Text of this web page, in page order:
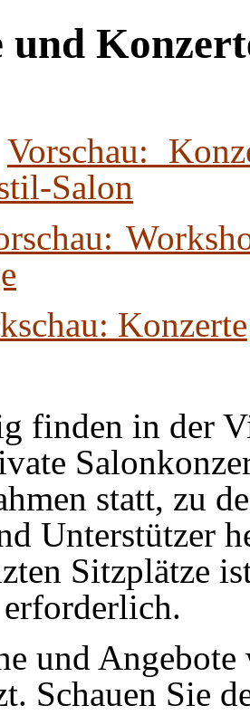
und
Vorschau:
Salon
Konzerte
finden in der
statt, zu
Unterstützer
Sitzplätze
und
Schauen Sie